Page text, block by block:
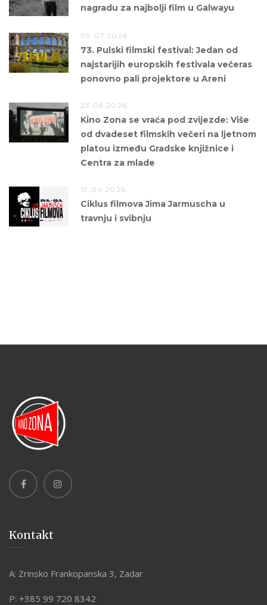
nagradu za najbolji film u Galwayu
09.07.2026.
73. Pulski filmski festival: Jedan od
najstarijih europskih festivala večeras
ponovno pali projektore u Areni
23.06.2026.
Kino Zona se vraća pod zvijezde: Više
od dvadeset filmskih večeri na ljetnom
platou između Gradske knjižnice i
Centra za mlade
19.04.2026.
Ciklus filmova Jima Jarmuscha u
travnju i svibnju
Kontakt
A: Zrinsko Frankopanska 3, Zadar
P: +385 99 720 8342